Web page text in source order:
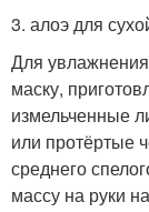
3. алоэ для
Для увлажнения
маску,
измельченные
или протёртые
среднего
массу на руки